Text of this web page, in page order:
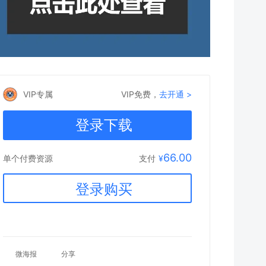
VIP专属 VIP免费，去开通 >
登录下载
单个付费资源 支付 ¥66.00
登录购买
微海报 分享